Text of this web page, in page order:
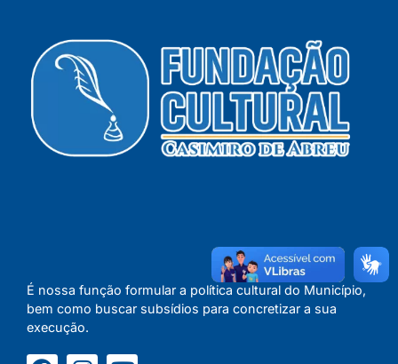
É nossa função formular a política cultural do Município,
bem como buscar subsídios para concretizar a sua
execução.